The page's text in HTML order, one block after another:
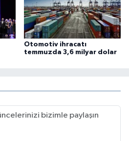
Otomotiv ihracatı
temmuzda 3,6 milyar dolar